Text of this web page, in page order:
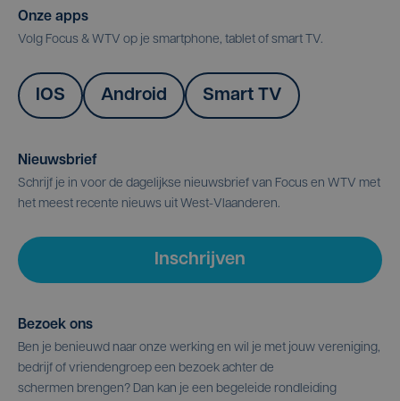
Onze apps
Volg Focus & WTV op je smartphone, tablet of smart TV.
IOS Android Smart TV
Nieuwsbrief
Schrijf je in voor de dagelijkse nieuwsbrief van Focus en WTV met
het meest recente nieuws uit West-Vlaanderen.
Inschrijven
Bezoek ons
Ben je benieuwd naar onze werking en wil je met jouw vereniging,
bedrijf of vriendengroep een bezoek achter de
schermen brengen? Dan kan je een begeleide rondleiding